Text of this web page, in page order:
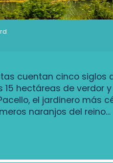
cuentan cinco siglos
15 hectáreas de verdor
el jardinero más
naranjos del reino…